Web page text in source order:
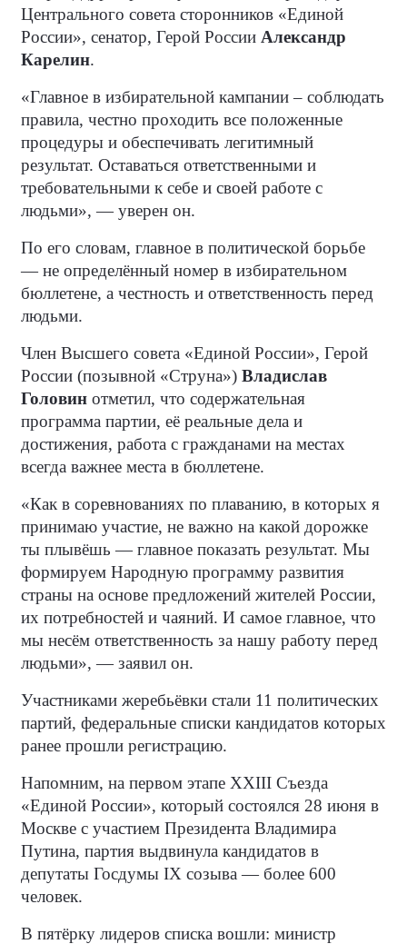
Центрального совета сторонников «Единой
России», сенатор, Герой России Александр
Карелин.
«Главное в избирательной кампании – соблюдать
правила, честно проходить все положенные
процедуры и обеспечивать легитимный
результат. Оставаться ответственными и
требовательными к себе и своей работе с
людьми», — уверен он.
По его словам, главное в политической борьбе
— не определённый номер в избирательном
бюллетене, а честность и ответственность перед
людьми.
Член Высшего совета «Единой России», Герой
России (позывной «Струна») Владислав
Головин отметил, что содержательная
программа партии, её реальные дела и
достижения, работа с гражданами на местах
всегда важнее места в бюллетене.
«Как в соревнованиях по плаванию, в которых я
принимаю участие, не важно на какой дорожке
ты плывёшь — главное показать результат. Мы
формируем Народную программу развития
страны на основе предложений жителей России,
их потребностей и чаяний. И самое главное, что
мы несём ответственность за нашу работу перед
людьми», — заявил он.
Участниками жеребьёвки стали 11 политических
партий, федеральные списки кандидатов которых
ранее прошли регистрацию.
Напомним, на первом этапе XXIII Съезда
«Единой России», который состоялся 28 июня в
Москве с участием Президента Владимира
Путина, партия выдвинула кандидатов в
депутаты Госдумы IX созыва — более 600
человек.
В пятёрку лидеров списка вошли: министр